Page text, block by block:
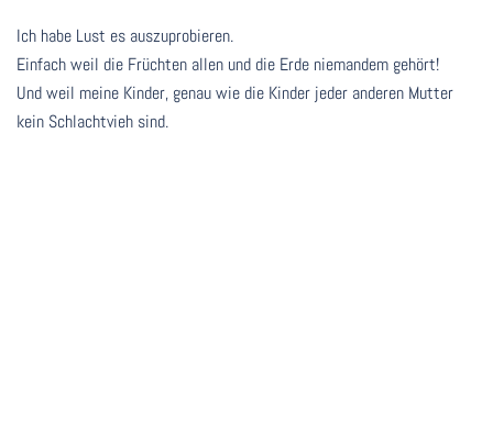
Ich habe Lust es auszuprobieren.
Einfach weil die Früchten allen und die Erde niemandem gehört!
Und weil meine Kinder, genau wie die Kinder jeder anderen Mutter
kein Schlachtvieh sind.